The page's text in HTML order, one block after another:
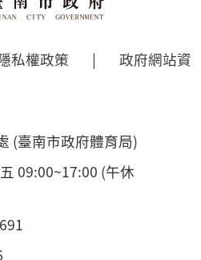
私權政策 | 政府網站資
(臺南市政府體育局)
09:00~17:00 (午休